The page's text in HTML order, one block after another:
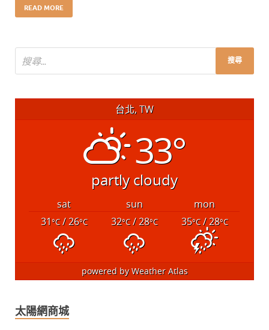
READ MORE
台北, TW
33°
partly cloudy
sat sun
mon
31°C/ 26°C 32°C/ 28°C 35°C/ 28°C
powered byWeather Atlas
太陽網商城